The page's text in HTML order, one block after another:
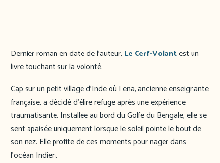
Dernier roman en date de l’auteur, Le Cerf-Volantest un
livre touchant sur la volonté.
Cap sur un petit village d’Inde où Lena, ancienne enseignante
française, a décidé d’élire refuge après une expérience
traumatisante. Installée au bord du Golfe du Bengale, elle se
sent apaisée uniquement lorsque le soleil pointe le bout de
son nez. Elle profite de ces moments pour nager dans
l’océan Indien.